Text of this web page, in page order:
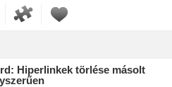
Hiperlinkek törlése másolt